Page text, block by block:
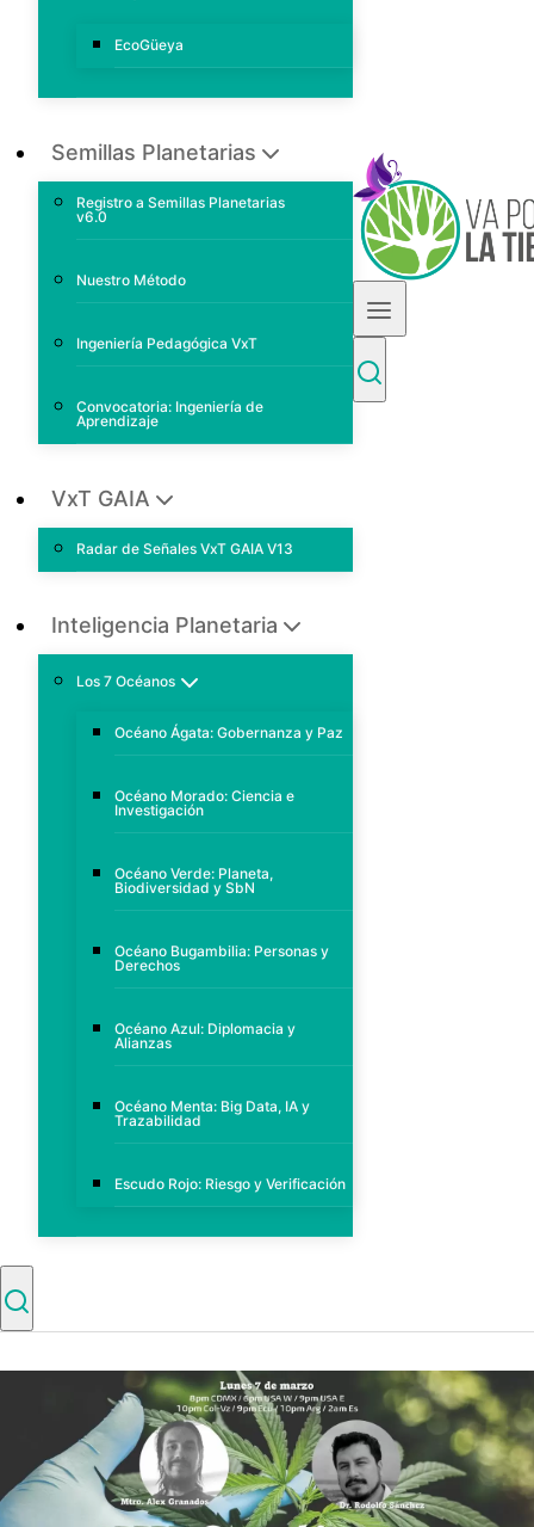
EcoGüeya
Semillas Planetarias
Registro a Semillas Planetarias
v6.0
Nuestro Método
Ingeniería Pedagógica VxT
Convocatoria: Ingeniería de
Aprendizaje
VxT GAIA
Radar de Señales VxT GAIA V13
Inteligencia Planetaria
Los 7 Océanos
Océano Ágata: Gobernanza y Paz
Océano Morado: Ciencia e
Investigación
Océano Verde: Planeta,
Biodiversidad y SbN
Océano Bugambilia: Personas y
Derechos
Océano Azul: Diplomacia y
Alianzas
Océano Menta: Big Data, IA y
Trazabilidad
Escudo Rojo: Riesgo y Verificación